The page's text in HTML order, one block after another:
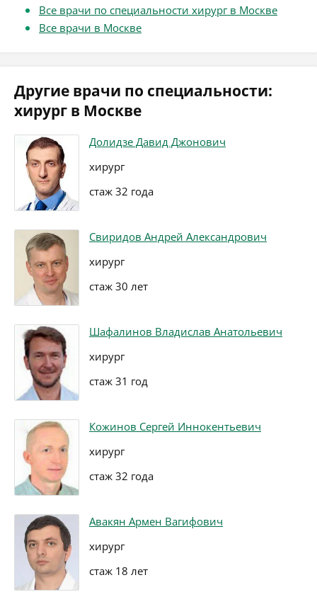
Все врачи по специальности хирург в Москве
Все врачи в Москве
Другие врачи по специальности:
хирург в Москве
Долидзе Давид Джонович
хирург
стаж 32 года
Свиридов Андрей Александрович
хирург
стаж 30 лет
Шафалинов Владислав Анатольевич
хирург
стаж 31 год
Кожинов Сергей Иннокентьевич
хирург
стаж 32 года
Авакян Армен Вагифович
хирург
стаж 18 лет